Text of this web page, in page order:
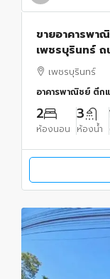
ขายอาคารพา
เพชรบุรินทร์
เพชรบุรินทร์
อาคารพาณิชย์ ตึก
2
ห้องนอน
3
ห้องน้ำ